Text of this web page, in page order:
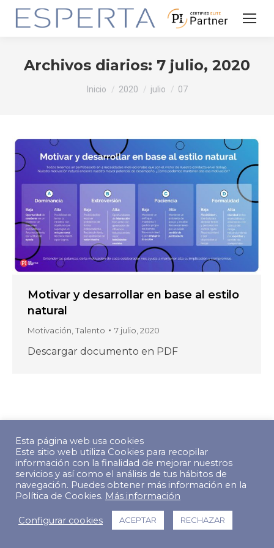
Archivos diarios: 7 julio, 2020
Estás aquí:
Inicio 2020 julio 07
Motivar y desarrollar en base al estilo
natural
Motivación Talento 7 julio, 2020
Descargar documento en PDF
reservados.
Footer Menu
Esta página web usa cookies
Este sitio web utiliza Cookies para recopilar
información con la finalidad de mejorar nuestros
servicios y así como el análisis de tus hábitos de
navegación. Puedes obtener más información en la
Política de Cookies. Más información
Configurar cookies ACEPTAR RECHAZAR